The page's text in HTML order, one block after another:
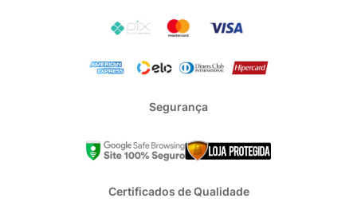
Segurança
Certificados de Qualidade